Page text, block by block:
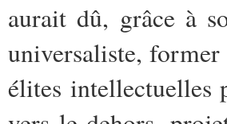
aurait dû, grâce à
universaliste,
élites intellectuelles